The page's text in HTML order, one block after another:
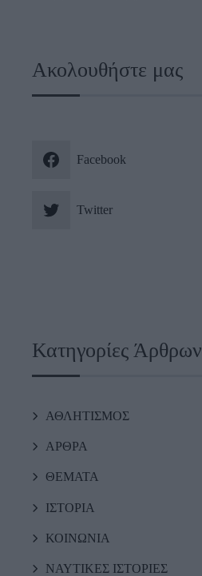
Ακολουθήστε μας
Facebook
Twitter
Κατηγορίες Άρθρων
ΑΘΛΗΤΙΣΜΟΣ
ΑΡΘΡΑ
ΘΕΜΑΤΑ
ΙΣΤΟΡΙΑ
ΚΟΙΝΩΝΙΑ
ΝΑΥΤΙΚΕΣ ΙΣΤΟΡΙΕΣ